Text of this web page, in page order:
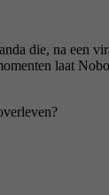
die, na een
laat